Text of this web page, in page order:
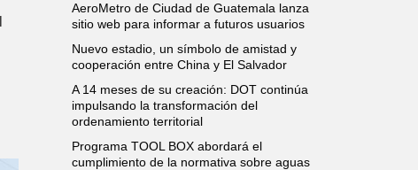
AeroMetro de Ciudad de Guatemala lanza
sitio web para informar a futuros usuarios
Nuevo estadio, un símbolo de amistad y
cooperación entre China y El Salvador
A 14 meses de su creación: DOT continúa
impulsando la transformación del
ordenamiento territorial
Programa TOOL BOX abordará el
cumplimiento de la normativa sobre aguas